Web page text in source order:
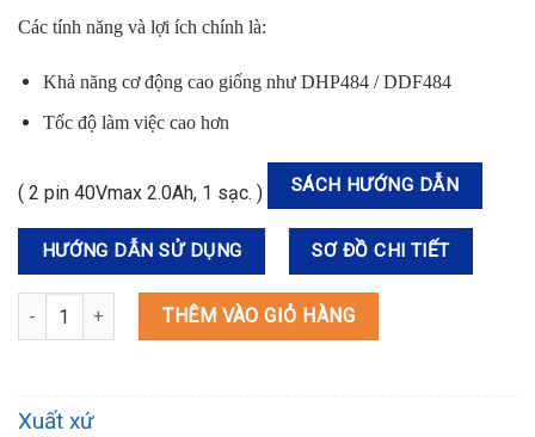
Các tính năng và lợi ích chính là:
Khả năng cơ động cao giống như DHP484 / DDF484
Tốc độ làm việc cao hơn
( 2 pin 40Vmax 2.0Ah, 1 sạc. ) SÁCH HƯỚNG DẪN
HƯỚNG DẪN SỬ DỤNG SƠ ĐỒ CHI TIẾT
HP002GA201 MÁY KHOAN BÚA VÀ VẶN VÍT DÙNG PIN(BL)(40V
THÊM VÀO GIỎ HÀNG
Xuất xứ